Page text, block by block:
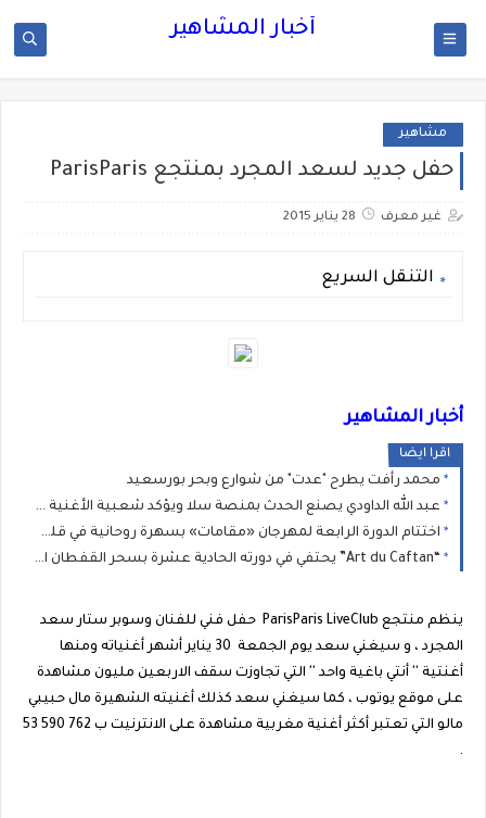
أخبار المشاهير
مشاهير
حفل جديد لسعد المجرد بمنتجع ParisParis
غير معرف 28 يناير 2015
التنقل السريع
أخبار المشاهير
اقرا ايضا
محمد رأفت يطرح "عدت" من شوارع وبحر بورسعيد
عبد الله الداودي يصنع الحدث بمنصة سلا ويؤكد شعبية الأغنية المغربية في الدورة الـ21 لمهرجان موازين
اختتام الدورة الرابعة لمهرجان «مقامات» بسهرة روحانية في قلب المدينة العتيقة للدار البيضاء
“Art du Caftan” يحتفي في دورته الحادية عشرة بسحر القفطان المغربي وسط حضور جماهيري وفني وإعلامي كبير
ينظم منتجع ParisParis LiveClub حفل فني للفنان وسوبر ستار سعد
المجرد ، و سيغني سعد يوم الجمعة 30 يناير أشهر أغنياته ومنها
أغنتية '' أنتي باغية واحد '' التي تجاوزت سقف الاربعين مليون مشاهدة
على موقع يوتوب ، كما سيغني سعد كذلك أغنيته الشهيرة مال حبيبي
مالو التي تعتبر أكثر أغنية مغربية مشاهدة على الانترنيت ب 53 590 762
.